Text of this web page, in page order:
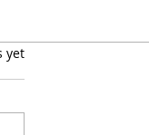
yet